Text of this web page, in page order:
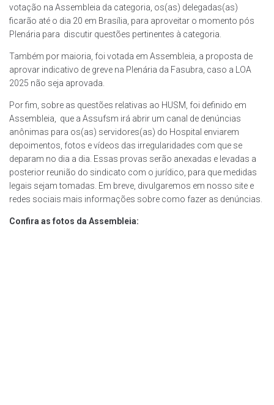
votação na Assembleia da categoria, os(as) delegadas(as)
ficarão até o dia 20 em Brasília, para aproveitar o momento pós
Plenária para discutir questões pertinentes à categoria.
Também por maioria, foi votada em Assembleia, a proposta de
aprovar indicativo de greve na Plenária da Fasubra, caso a LOA
2025 não seja aprovada.
Por fim, sobre as questões relativas ao HUSM, foi definido em
Assembleia, que a Assufsm irá abrir um canal de denúncias
anônimas para os(as) servidores(as) do Hospital enviarem
depoimentos, fotos e vídeos das irregularidades com que se
deparam no dia a dia. Essas provas serão anexadas e levadas a
posterior reunião do sindicato com o jurídico, para que medidas
legais sejam tomadas. Em breve, divulgaremos em nosso site e
redes sociais mais informações sobre como fazer as denúncias.
Confira as fotos da Assembleia: